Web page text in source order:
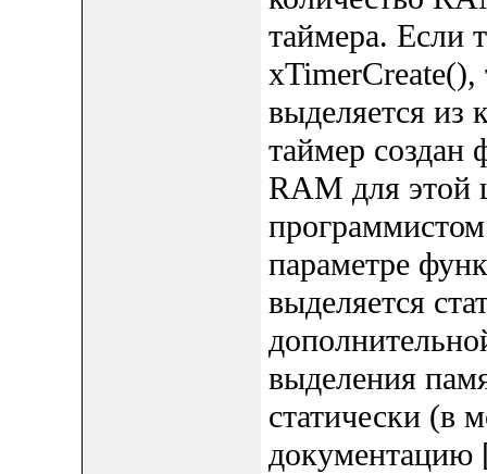
таймера. Если
xTimerCreate(),
выделяется из
таймер создан
RAM для этой
параметре
выделяется
выделения
статически (в
документацию